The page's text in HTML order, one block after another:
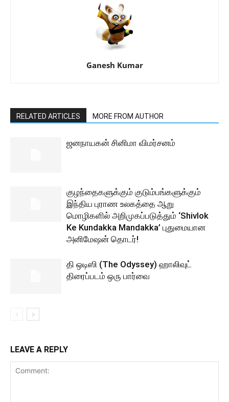
Ganesh Kumar
RELATED ARTICLES MORE FROM AUTHOR
ஜனநாயகன் சினிமா விமர்சனம்
குழந்தைகளுக்கும் குடும்பங்களுக்கும்
இந்திய புராண உலகத்தை ஆறு
மொழிகளில் அறிமுகப்படுத்தும் ‘Shivlok
Ke Kundakka Mandakka’ புதுமையான
அனிமேஷன் தொடர்!
தி ஒடிஸி (The Odyssey) ஹாலிவுட்
திரைப்படம் ஒரு பார்வை
LEAVE A REPLY